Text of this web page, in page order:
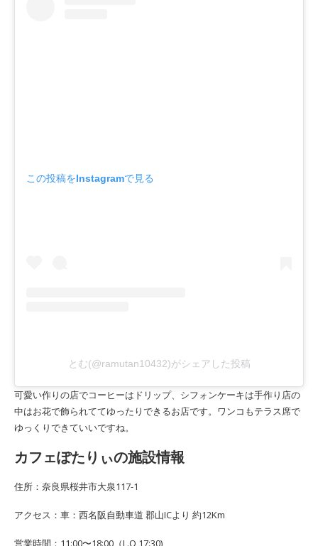
この投稿をInstagramで見る
とむ(@ramutan10432)がシェアした投稿
可愛い作りの店でコーヒーはドリップ、シフォンケーキは手作り店の
中はお花で飾られててゆったりできるお店です。ワンコもテラス席で
ゆっくりできていいですね。
カフェぽたりぃの施設情報
住所：奈良県桜井市大泉117-1
アクセス：車：西名阪自動車道 郡山ICより 約12Km
営業時間：11:00〜18:00（L.O 17:30)